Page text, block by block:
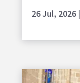
26 Jul, 2026|